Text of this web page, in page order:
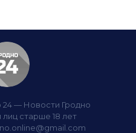
24 — Новости Гродно
старше 18 лет